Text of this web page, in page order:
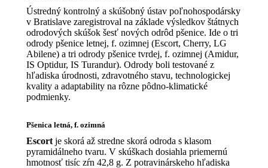
Ústredný kontrolný a skúšobný ústav poľnohospodársky
v Bratislave zaregistroval na základe výsledkov štátnych
odrodových skúšok šesť nových odrôd pšenice. Ide o tri
odrody pšenice letnej, f. ozimnej (Escort, Cherry, LG
Abilene) a tri odrody pšenice tvrdej, f. ozimnej (Amidur,
IS Optidur, IS Turandur). Odrody boli testované z
hľadiska úrodnosti, zdravotného stavu, technologickej
kvality a adaptability na rôzne pôdno-klimatické
podmienky.
Pšenica letná, f. ozimná
Escort je skorá až stredne skorá odroda s klasom
pyramidálneho tvaru. V skúškach dosiahla priemernú
hmotnosť tisíc zŕn 42,8 g. Z potravinárskeho hľadiska